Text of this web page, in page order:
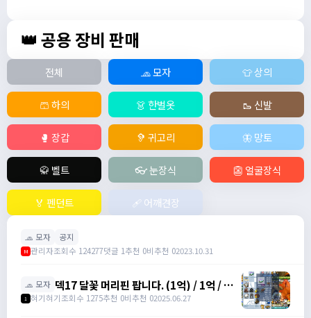
👑 공용 장비 판매
전체 🧢 모자 👕 상의
🩳 하의 👗 한벌옷 🥾 신발
🥊 장갑 🦻 귀고리 🦋 망토
🥋 벨트 👓 눈장식 👺 얼굴장식
🏅 펜던트 🩹 어깨견장
🧢 모자 공지
M 관리자조회수 124277댓글 1추천 0비추천 02023.10.31
🧢 모자 덱17 달꽃 머리핀 팝니다. (1억) / 1억 / 덱
17 달꽃 머리핀 (완작) 싸게넘깁니다. /
1 혀기혀기조회수 1275추천 0비추천 02025.06.27